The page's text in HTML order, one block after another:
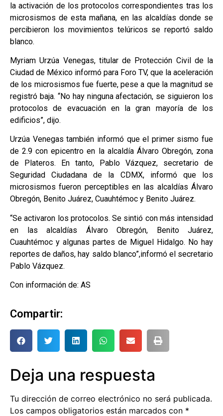
la activación de los protocolos correspondientes tras los
microsismos de esta mañana, en las alcaldías donde se
percibieron los movimientos telúricos se reportó saldo
blanco.
Myriam Urzúa Venegas, titular de Protección Civil de la
Ciudad de México informó para Foro TV, que la aceleración
de los microsismos fue fuerte, pese a que la magnitud se
registró baja. “No hay ninguna afectación, se siguieron los
protocolos de evacuación en la gran mayoría de los
edificios”, dijo.
Urzúa Venegas también informó que el primer sismo fue
de 2.9 con epicentro en la alcaldía Álvaro Obregón, zona
de Plateros. En tanto, Pablo Vázquez, secretario de
Seguridad Ciudadana de la CDMX, informó que los
microsismos fueron perceptibles en las alcaldías Álvaro
Obregón, Benito Juárez, Cuauhtémoc y Benito Juárez.
“Se activaron los protocolos. Se sintió con más intensidad
en las alcaldías Álvaro Obregón, Benito Juárez,
Cuauhtémoc y algunas partes de Miguel Hidalgo. No hay
reportes de daños, hay saldo blanco”,informó el secretario
Pablo Vázquez.
Con información de: AS
Compartir:
Deja una respuesta
Tu dirección de correo electrónico no será publicada.
Los campos obligatorios están marcados con *